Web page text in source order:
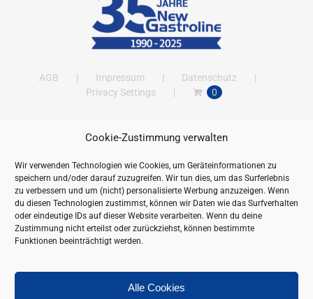
Cookie-Zustimmung verwalten
Wir verwenden Technologien wie Cookies, um Geräteinformationen zu
speichern und/oder darauf zuzugreifen. Wir tun dies, um das Surferlebnis
zu verbessern und um (nicht) personalisierte Werbung anzuzeigen. Wenn
du diesen Technologien zustimmst, können wir Daten wie das Surfverhalten
oder eindeutige IDs auf dieser Website verarbeiten. Wenn du deine
Zustimmung nicht erteilst oder zurückziehst, können bestimmte
Funktionen beeinträchtigt werden.
Alle Cookies
AGB Impressum
Datenschutz
Privacy Settings
0
ANSCHRIFT
New Gastroline GmbH
Barthestraße 115
18356 Barth
Deutschland/Germany
Öffnungszeiten:
Mo. - Fr. 09.00 bis 16.00 Uhr
https://www.newgastroline.de